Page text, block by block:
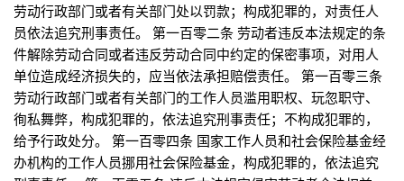
劳动行政部门或者有关部门处以罚款；构成犯罪的，对责任人
员依法追究刑事责任。 第一百零二条 劳动者违反本法规定的条
件解除劳动合同或者违反劳动合同中约定的保密事项，对用人
单位造成经济损失的，应当依法承担赔偿责任。 第一百零三条
劳动行政部门或者有关部门的工作人员滥用职权、玩忽职守、
徇私舞弊，构成犯罪的，依法追究刑事责任；不构成犯罪的，
给予行政处分。 第一百零四条 国家工作人员和社会保险基金经
办机构的工作人员挪用社会保险基金，构成犯罪的，依法追究